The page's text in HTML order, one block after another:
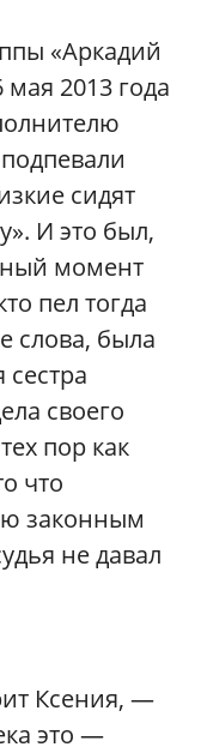
«Аркадий
2013 года
сидят
И это был,
момент
пел тогда
слова, была
своего
пор как
что
законным
не давал
Ксения, —
это —